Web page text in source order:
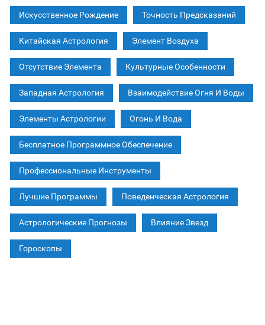
Искусственное Рождение Точность Предсказаний
Китайская Астрология Элемент Воздуха
Отсутствие Элемента Культурные Особенности
Западная Астрология Взаимодействие Огня И Воды
Элементы Астрологии Огонь И Вода
Бесплатное Программное Обеспечение
Профессиональные Инструменты
Лучшие Программы Поведенческая Астрология
Астрологические Прогнозы Влияние Звезд
Гороскопы